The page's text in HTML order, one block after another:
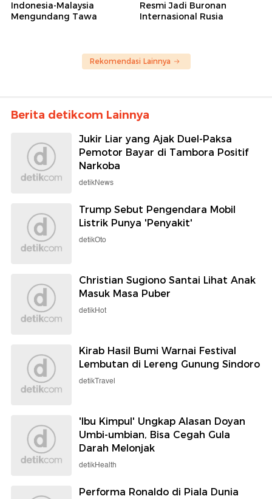
Indonesia-Malaysia
Mengundang Tawa
Resmi Jadi Buronan
Internasional Rusia
Rekomendasi Lainnya
Berita detikcom Lainnya
Jukir Liar yang Ajak Duel-Paksa
Pemotor Bayar di Tambora Positif
Narkoba
detikNews
Trump Sebut Pengendara Mobil
Listrik Punya 'Penyakit'
detikOto
Christian Sugiono Santai Lihat Anak
Masuk Masa Puber
detikHot
Kirab Hasil Bumi Warnai Festival
Lembutan di Lereng Gunung Sindoro
detikTravel
'Ibu Kimpul' Ungkap Alasan Doyan
Umbi-umbian, Bisa Cegah Gula
Darah Melonjak
detikHealth
Performa Ronaldo di Piala Dunia